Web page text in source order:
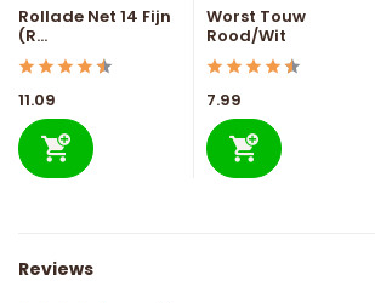
Rollade Net 14 Fijn
(R...
11.09
Worst Touw
Rood/Wit
7.99
Reviews